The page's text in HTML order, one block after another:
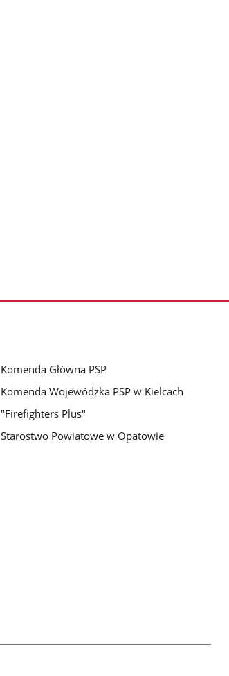
Komenda Główna PSP
Komenda Wojewódzka PSP w Kielcach
"Firefighters Plus"
Starostwo Powiatowe w Opatowie